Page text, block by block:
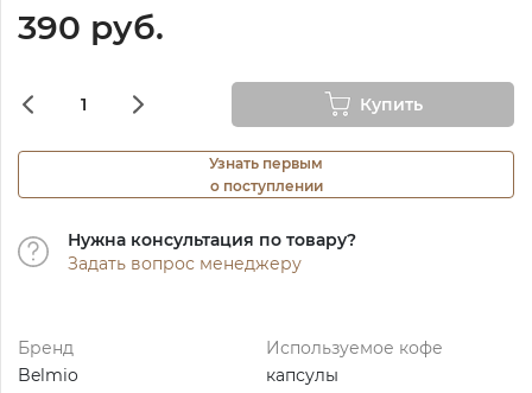
390 руб.
Купить
Узнать первым
о поступлении
Нужна консультация по товару?
Задать вопрос менеджеру
Бренд
Belmio
Используемое кофе
капсулы